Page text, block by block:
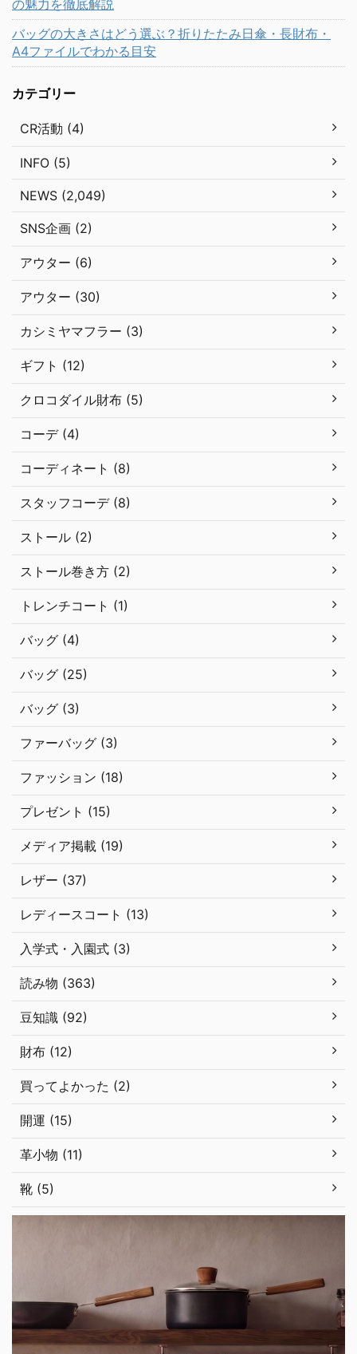
の魅力を徹底解説
バッグの大きさはどう選ぶ？折りたたみ日傘・長財布・
A4ファイルでわかる目安
カテゴリー
CR活動 (4)
INFO (5)
NEWS (2,049)
SNS企画 (2)
アウター (6)
アウター (30)
カシミヤマフラー (3)
ギフト (12)
クロコダイル財布 (5)
コーデ (4)
コーディネート (8)
スタッフコーデ (8)
ストール (2)
ストール巻き方 (2)
トレンチコート (1)
バッグ (4)
バッグ (25)
バッグ (3)
ファーバッグ (3)
ファッション (18)
プレゼント (15)
メディア掲載 (19)
レザー (37)
レディースコート (13)
入学式・入園式 (3)
読み物 (363)
豆知識 (92)
財布 (12)
買ってよかった (2)
開運 (15)
革小物 (11)
靴 (5)